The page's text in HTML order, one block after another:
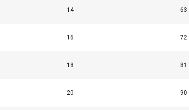
14 63
16 72
18 81
20 90
sobre su uso de nuestro sitio con nuestros socios
con otra información que les haya